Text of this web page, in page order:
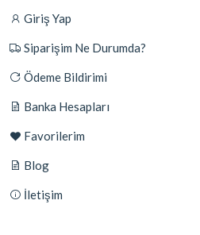
Giriş Yap
Siparişim Ne Durumda?
Ödeme Bildirimi
Banka Hesapları
Favorilerim
Blog
İletişim